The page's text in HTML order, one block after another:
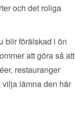
och det roliga
blir förälskad i ön
att göra så att
restauranger
vilja lämna den här